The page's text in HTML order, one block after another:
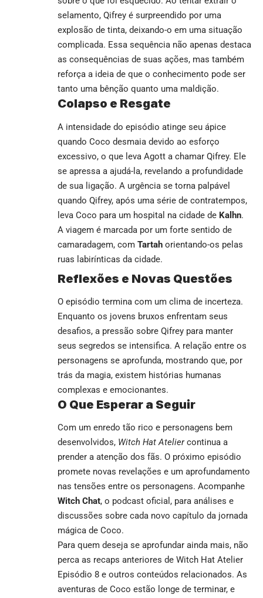
selamento, Qifrey é surpreendido por uma
explosão de tinta, deixando-o em uma situação
complicada. Essa sequência não apenas destaca
as consequências de suas ações, mas também
reforça a ideia de que o conhecimento pode ser
tanto uma bênção quanto uma maldição.
Colapso e Resgate
A intensidade do episódio atinge seu ápice
quando Coco desmaia devido ao esforço
excessivo, o que leva Agott a chamar Qifrey. Ele
se apressa a ajudá-la, revelando a profundidade
de sua ligação. A urgência se torna palpável
quando Qifrey, após uma série de contratempos,
leva Coco para um hospital na cidade de Kalhn.
A viagem é marcada por um forte sentido de
camaradagem, com Tartah orientando-os pelas
ruas labirínticas da cidade.
Reflexões e Novas Questões
O episódio termina com um clima de incerteza.
Enquanto os jovens bruxos enfrentam seus
desafios, a pressão sobre Qifrey para manter
seus segredos se intensifica. A relação entre os
personagens se aprofunda, mostrando que, por
trás da magia, existem histórias humanas
complexas e emocionantes.
O Que Esperar a Seguir
Com um enredo tão rico e personagens bem
desenvolvidos, Witch Hat Ateliercontinua a
prender a atenção dos fãs. O próximo episódio
promete novas revelações e um aprofundamento
nas tensões entre os personagens. Acompanhe
Witch Chat, o podcast oficial, para análises e
discussões sobre cada novo capítulo da jornada
mágica de Coco.
Para quem deseja se aprofundar ainda mais, não
perca as recaps anteriores de Witch Hat Atelier
Episódio 8 e outros conteúdos relacionados. As
aventuras de Coco estão longe de terminar, e